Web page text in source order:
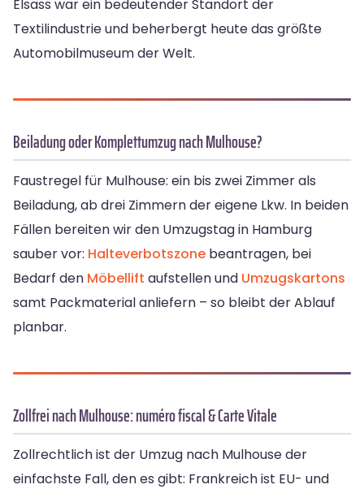
Elsass war ein bedeutender Standort der
Textilindustrie und beherbergt heute das größte
Automobilmuseum der Welt.
Beiladung oder Komplettumzug nach Mulhouse?
Faustregel für Mulhouse: ein bis zwei Zimmer als
Beiladung, ab drei Zimmern der eigene Lkw. In beiden
Fällen bereiten wir den Umzugstag in Hamburg
sauber vor: Halteverbotszone beantragen, bei
Bedarf den Möbellift aufstellen und Umzugskartons
samt Packmaterial anliefern – so bleibt der Ablauf
planbar.
Zollfrei nach Mulhouse: numéro fiscal & Carte Vitale
Zollrechtlich ist der Umzug nach Mulhouse der
einfachste Fall, den es gibt: Frankreich ist EU- und